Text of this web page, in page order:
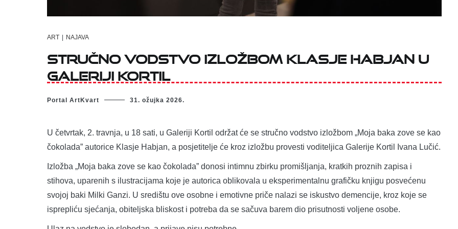
ART NAJAVA
Stručno vodstvo izložbom Klasje Habjan u
Galeriji Kortil
Portal ArtKvart 31. ožujka 2026.
U četvrtak, 2. travnja, u 18 sati, u Galeriji Kortil održat će se stručno vodstvo izložbom „Moja baka zove se kao
čokolada” autorice Klasje Habjan, a posjetitelje će kroz izložbu provesti voditeljica Galerije Kortil Ivana Lučić.
Izložba „Moja baka zove se kao čokolada” donosi intimnu zbirku promišljanja, kratkih proznih zapisa i
stihova, uparenih s ilustracijama koje je autorica oblikovala u eksperimentalnu grafičku knjigu posvećenu
svojoj baki Milki Ganzi. U središtu ove osobne i emotivne priče nalazi se iskustvo demencije, kroz koje se
isprepliću sjećanja, obiteljska bliskost i potreba da se sačuva barem dio prisutnosti voljene osobe.